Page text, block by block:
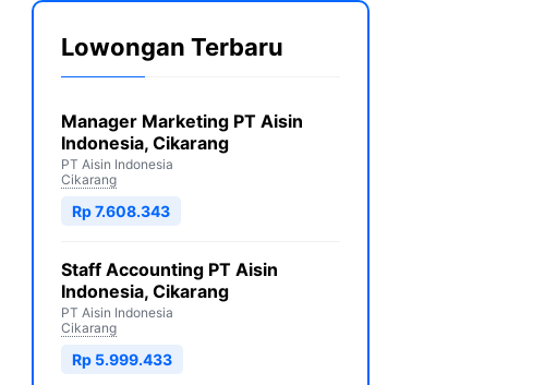
Lowongan Terbaru
Manager Marketing PT Aisin
Indonesia, Cikarang
PT Aisin Indonesia
Cikarang
Rp 7.608.343
Staff Accounting PT Aisin
Indonesia, Cikarang
PT Aisin Indonesia
Cikarang
Rp 5.999.433